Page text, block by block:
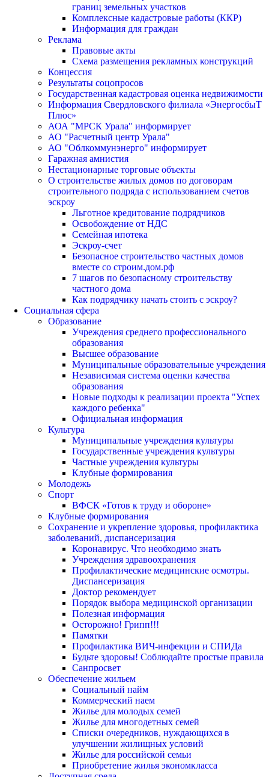
границ земельных участков
Комплексные кадастровые работы (ККР)
Информация для граждан
Реклама
Правовые акты
Схема размещения рекламных конструкций
Концессия
Результаты соцопросов
Государственная кадастровая оценка недвижимости
Информация Свердловского филиала «ЭнергосбыТ
Плюс»
АОА "МРСК Урала" информирует
АО "Расчетный центр Урала"
АО "Облкоммунэнерго" информирует
Гаражная амнистия
Нестационарные торговые объекты
О строительстве жилых домов по договорам
строительного подряда с использованием счетов
эскроу
Льготное кредитование подрядчиков
Освобождение от НДС
Семейная ипотека
Эскроу-счет
Безопасное строительство частных домов
вместе со строим.дом.рф
7 шагов по безопасному строительству
частного дома
Как подрядчику начать стоить с эскроу?
Социальная сфера
Образование
Учреждения среднего профессионального
образования
Высшее образование
Муниципальные образовательные учреждения
Независимая система оценки качества
образования
Новые подходы к реализации проекта "Успех
каждого ребенка"
Официальная информация
Культура
Муниципальные учреждения культуры
Государственные учреждения культуры
Частные учреждения культуры
Клубные формирования
Молодежь
Спорт
ВФСК «Готов к труду и обороне»
Клубные формирования
Сохранение и укрепление здоровья, профилактика
заболеваний, диспансеризация
Коронавирус. Что необходимо знать
Учреждения здравоохранения
Профилактические медицинские осмотры.
Диспансеризация
Доктор рекомендует
Порядок выбора медицинской организации
Полезная информация
Осторожно! Грипп!!!
Памятки
Профилактика ВИЧ-инфекции и СПИДа
Будьте здоровы! Соблюдайте простые правила
Санпросвет
Обеспечение жильем
Социальный найм
Коммерческий наем
Жилье для молодых семей
Жилье для многодетных семей
Списки очередников, нуждающихся в
улучшении жилищных условий
Жилье для российской семьи
Приобретение жилья экономкласса